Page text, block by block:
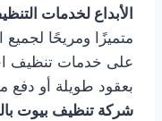
الأبداع لخدمات
متميزًا ومريحًا
على خدمات تنظيف
بعقود طويلة أو دفع
شركة تنظيف بيوت